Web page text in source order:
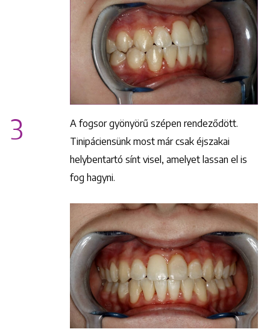
+36 1 222 7250
+36 1 222 9150
1148 Budapest, Örs vezér tere 2.
3
A fogsor gyönyörű szépen rendeződött.
Tinipáciensünk most már csak éjszakai
helybentartó sínt visel, amelyet lassan el is
fog hagyni.